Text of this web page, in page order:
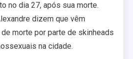
no dia 27, após sua morte.
dizem que vêm
morte por parte de skinheads
na cidade.